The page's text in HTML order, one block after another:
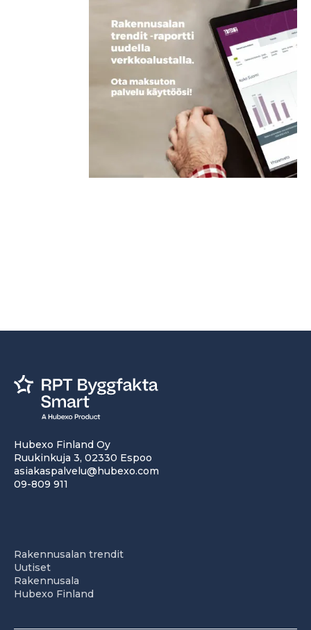
Hubexo Finland Oy
Ruukinkuja 3, 02330 Espoo
asiakaspalvelu@hubexo.com
09-809 911
Rakennusalan trendit
Uutiset
Rakennusala
Hubexo Finland